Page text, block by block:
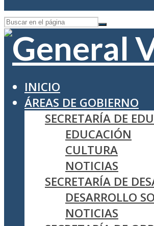
INICIO
ÁREAS DE GOBIERNO
SECRETARÍA DE
EDUCACIÓN
CULTURA
NOTICIAS
SECRETARÍA DE
DESARROLLO
NOTICIAS